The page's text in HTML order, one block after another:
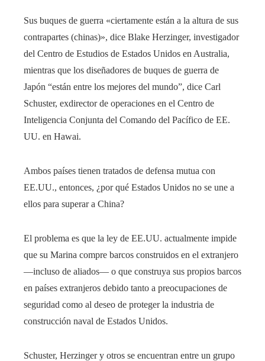
Sus buques de guerra «ciertamente están a la altura de sus
contrapartes (chinas)», dice Blake Herzinger, investigador
del Centro de Estudios de Estados Unidos en Australia,
mientras que los diseñadores de buques de guerra de
Japón “están entre los mejores del mundo”, dice Carl
Schuster, exdirector de operaciones en el Centro de
Inteligencia Conjunta del Comando del Pacífico de EE.
UU. en Hawai.
Ambos países tienen tratados de defensa mutua con
EE.UU., entonces, ¿por qué Estados Unidos no se une a
ellos para superar a China?
El problema es que la ley de EE.UU. actualmente impide
que su Marina compre barcos construidos en el extranjero
—incluso de aliados— o que construya sus propios barcos
en países extranjeros debido tanto a preocupaciones de
seguridad como al deseo de proteger la industria de
construcción naval de Estados Unidos.
Schuster, Herzinger y otros se encuentran entre un grupo